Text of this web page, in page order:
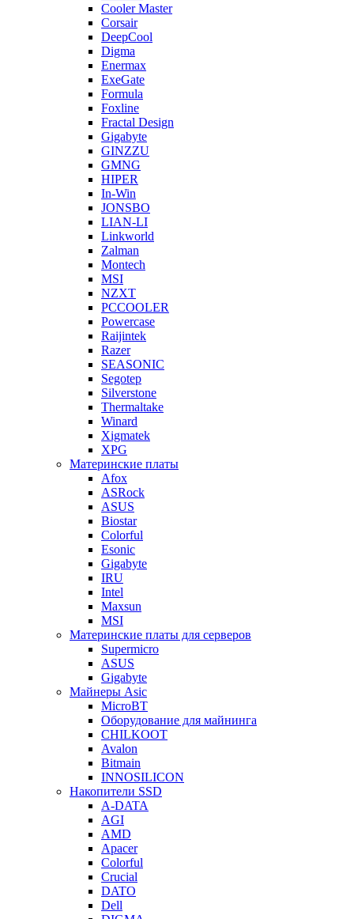
Cooler Master
Corsair
DeepCool
Digma
Enermax
ExeGate
Formula
Foxline
Fractal Design
Gigabyte
GINZZU
GMNG
HIPER
In-Win
JONSBO
LIAN-LI
Linkworld
Zalman
Montech
MSI
NZXT
PCCOOLER
Powercase
Raijintek
Razer
SEASONIC
Segotep
Silverstone
Thermaltake
Winard
Xigmatek
XPG
Материнские платы
Afox
ASRock
ASUS
Biostar
Colorful
Esonic
Gigabyte
IRU
Intel
Maxsun
MSI
Материнские платы для серверов
Supermicro
ASUS
Gigabyte
Майнеры Asic
MicroBT
Оборудование для майнинга
CHILKOOT
Avalon
Bitmain
INNOSILICON
Накопители SSD
A-DATA
AGI
AMD
Apacer
Colorful
Crucial
DATO
Dell